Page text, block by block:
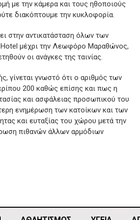
με την κάμερα και τους ηθοποιούς
διακόπτουμε την κυκλοφορία.
στην αντικατάσταση όλων των
Hotel μέχρι την Λεωφόρο Μαραθώνος,
οι ανάγκες της ταινίας.
γίνεται γνωστό ότι ο αριθμός των
200 καθώς επίσης και πως η
και ασφάλειας προσωπικού του
ενημέρωση των κατοίκων και των
και ευταξίας του χώρου μετά την
πιθανών άλλων αρμόδιων